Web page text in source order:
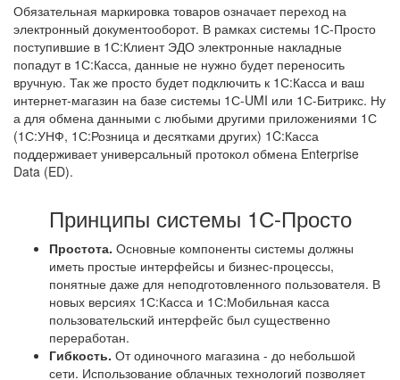
Обязательная маркировка товаров означает переход на
электронный документооборот. В рамках системы 1С-Просто
поступившие в 1С:Клиент ЭДО электронные накладные
попадут в 1С:Касса, данные не нужно будет переносить
вручную. Так же просто будет подключить к 1С:Касса и ваш
интернет-магазин на базе системы 1С-UMI или 1С-Битрикс. Ну
а для обмена данными с любыми другими приложениями 1С
(1С:УНФ, 1С:Розница и десятками других) 1C:Касса
поддерживает универсальный протокол обмена Enterprise
Data (ED).
Принципы системы 1С-Просто
Простота. Основные компоненты системы должны
иметь простые интерфейсы и бизнес-процессы,
понятные даже для неподготовленного пользователя. В
новых версиях 1С:Касса и 1С:Мобильная касса
пользовательский интерфейс был существенно
переработан.
Гибкость. От одиночного магазина - до небольшой
сети. Использование облачных технологий позволяет